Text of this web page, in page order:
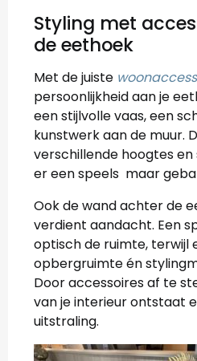
Styling met
de eethoek
Met de juiste
persoonlijkheid aan je
een stijlvolle vaas, een
kunstwerk aan de muur.
verschillende hoogtes
er een speels maar
Ook de wand achter de
verdient aandacht. Een
optisch de ruimte, terwijl
opbergruimte én
Door accessoires af te
van je interieur ontstaat
uitstraling.